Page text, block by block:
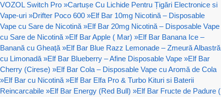
VOZOL Switch Pro »Cartușe Cu Lichide Pentru Țigări Electronice si
Vape-uri »Drifter Poco 600 »Elf Bar 10mg Nicotină – Disposable
Vape cu Sare de Nicotină »Elf Bar 20mg Nicotină – Disposable Vape
cu Sare de Nicotină »Elf Bar Apple ( Mar) »Elf Bar Banana Ice –
Banană cu Gheață »Elf Bar Blue Razz Lemonade – Zmeură Albastră
cu Limonadă »Elf Bar Blueberry – Afine Disposable Vape »Elf Bar
Cherry (Cirese) »Elf Bar Cola – Disposable Vape cu Aromă de Cola
»Elf Bar cu Nicotină »Elf Bar Elfa Pro & Turbo Kituri si Baterii
Reincarcabile »Elf Bar Energy (Red Bull) »Elf Bar Fructe de Padure (